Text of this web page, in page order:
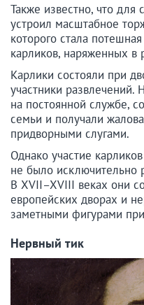
Также известно, что
устроил масштабное
которого стала
карликов, наряженных в
Карлики состояли при
участники
на постоянной службе,
семьи и получали
придворными слугами.
Однако участие
не было исключительно
В XVII–XVIII веках они
европейских дворах и
заметными фигурами
Нервный тик